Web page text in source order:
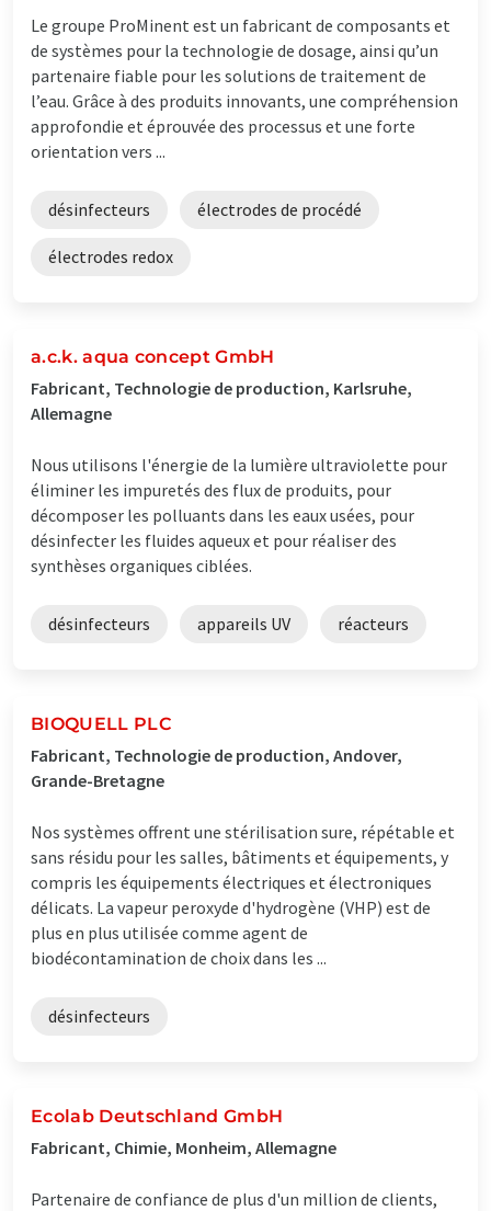
Le groupe ProMinent est un fabricant de composants et
de systèmes pour la technologie de dosage, ainsi qu’un
partenaire fiable pour les solutions de traitement de
l’eau. Grâce à des produits innovants, une compréhension
approfondie et éprouvée des processus et une forte
orientation vers ...
désinfecteurs électrodes de procédé
électrodes redox
a.c.k. aqua concept GmbH
Fabricant, Technologie de production, Karlsruhe,
Allemagne
Nous utilisons l'énergie de la lumière ultraviolette pour
éliminer les impuretés des flux de produits, pour
décomposer les polluants dans les eaux usées, pour
désinfecter les fluides aqueux et pour réaliser des
synthèses organiques ciblées.
désinfecteurs appareils UV réacteurs
BIOQUELL PLC
Fabricant, Technologie de production, Andover,
Grande-Bretagne
Nos systèmes offrent une stérilisation sure, répétable et
sans résidu pour les salles, bâtiments et équipements, y
compris les équipements électriques et électroniques
délicats. La vapeur peroxyde d'hydrogène (VHP) est de
plus en plus utilisée comme agent de
biodécontamination de choix dans les ...
désinfecteurs
Ecolab Deutschland GmbH
Fabricant, Chimie, Monheim, Allemagne
Partenaire de confiance de plus d'un million de clients,